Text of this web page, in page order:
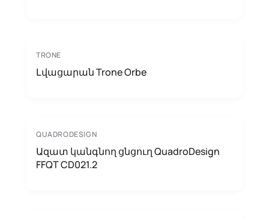
TRONE
Լվացարան Trone Orbe
QUADRODESIGN
Ազատ կանգնող ցնցուղ QuadroDesign
FFQT CD021.2